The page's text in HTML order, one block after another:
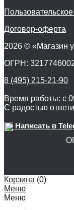
Договор-оферта
2026 © «Магазин
ОГРН:
8 (495) 215-21-90
Время работы: с
С радостью
Написать в
Корзина (0)
Меню
Меню